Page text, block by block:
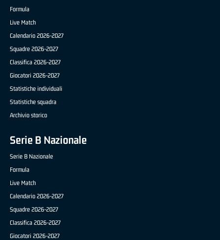
Formula
Live Match
Calendario 2026-2027
Squadre 2026-2027
Classifica 2026-2027
Giocatori 2026-2027
Statistiche individuali
Statistiche squadra
Archivio storico
Serie B Nazionale
Serie B Nazionale
Formula
Live Match
Calendario 2026-2027
Squadre 2026-2027
Classifica 2026-2027
Giocatori 2026-2027